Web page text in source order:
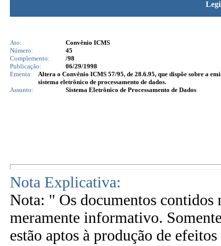
Ato:
Convênio ICMS
Número:
45
Complemento:
/98
Publicação:
06/29/1998
Ementa:
Altera o Convênio ICMS 57/95, de 28.6.95, que dispõe sobre a
sistema eletrônico de processamento de dados.
Assunto:
Sistema Eletrônico de Processamento de Dados
Nota Explicativa:
Nota: " Os documentos contidos
meramente informativo.
estão aptos à produção de